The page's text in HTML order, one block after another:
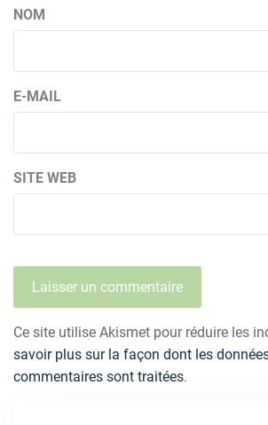
NOM
E-MAIL
SITE WEB
Ce site utilise Akismet pour réduire les
savoir plus sur la façon dont les
commentaires sont traitées.